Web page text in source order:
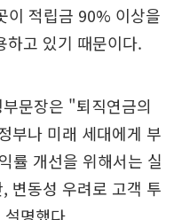
이 적립금 90% 이상을
하고 있기 때문이다.
문장은 "퇴직연금의
부나 미래 세대에게 부
률 개선을 위해서는 실
변동성 우려로 고객 투
명했다.